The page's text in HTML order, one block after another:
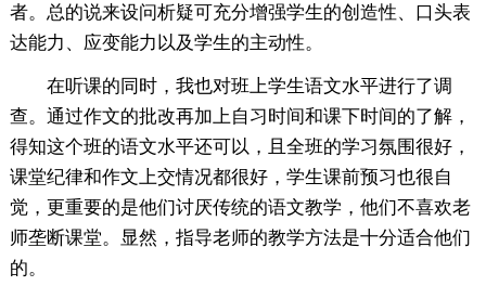
者。总的说来设问析疑可充分增强学生的创造性、口头表
达能力、应变能力以及学生的主动性。
在听课的同时，我也对班上学生语文水平进行了调
查。通过作文的批改再加上自习时间和课下时间的了解，
得知这个班的语文水平还可以，且全班的学习氛围很好，
课堂纪律和作文上交情况都很好，学生课前预习也很自
觉，更重要的是他们讨厌传统的语文教学，他们不喜欢老
师垄断课堂。显然，指导老师的教学方法是十分适合他们
的。